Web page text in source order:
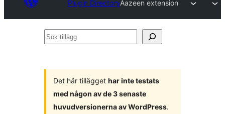
Plugin DirectoryAazeen extension
Sök
Det här tillägget har inte testats
med någon av de 3 senaste
huvudversionerna av WordPress.